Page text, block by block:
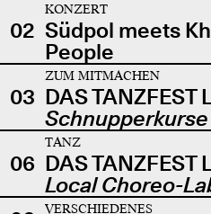
02
KONZERT
Südpol meets
People
03
ZUM MITMACHEN
DAS TANZFEST
06
TANZ
DAS TANZFEST
Local Choreo-
VERSCHIEDENES